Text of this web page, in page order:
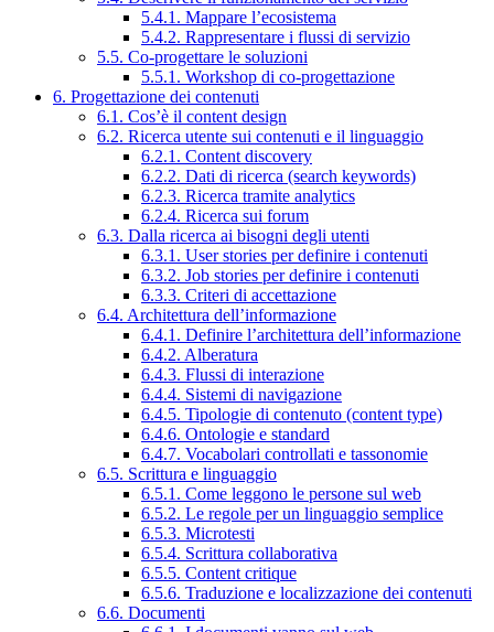
5.4.1. Mappare l’ecosistema
5.4.2. Rappresentare i flussi di servizio
5.5. Co-progettare le soluzioni
5.5.1. Workshop di co-progettazione
6. Progettazione dei contenuti
6.1. Cos’è il content design
6.2. Ricerca utente sui contenuti e il linguaggio
6.2.1. Content discovery
6.2.2. Dati di ricerca (search keywords)
6.2.3. Ricerca tramite analytics
6.2.4. Ricerca sui forum
6.3. Dalla ricerca ai bisogni degli utenti
6.3.1. User stories per definire i contenuti
6.3.2. Job stories per definire i contenuti
6.3.3. Criteri di accettazione
6.4. Architettura dell’informazione
6.4.1. Definire l’architettura dell’informazione
6.4.2. Alberatura
6.4.3. Flussi di interazione
6.4.4. Sistemi di navigazione
6.4.5. Tipologie di contenuto (content type)
6.4.6. Ontologie e standard
6.4.7. Vocabolari controllati e tassonomie
6.5. Scrittura e linguaggio
6.5.1. Come leggono le persone sul web
6.5.2. Le regole per un linguaggio semplice
6.5.3. Microtesti
6.5.4. Scrittura collaborativa
6.5.5. Content critique
6.5.6. Traduzione e localizzazione dei contenuti
6.6. Documenti